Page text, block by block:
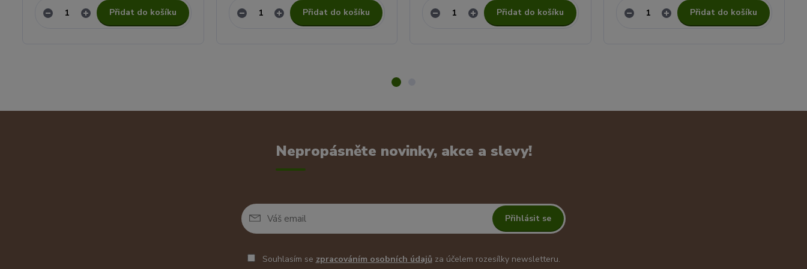
Přidat do košíku Přidat do košíku Přidat do košíku Přidat do košíku
Nepropásněte novinky, akce a slevy!
Přihlásit se
Souhlasím se zpracováním osobních údajů za účelem rozesílky newsletteru.